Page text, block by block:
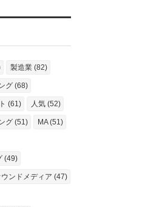
製造業 (82)
グ (68)
(61) 人気 (52)
グ (51) MA (51)
(49)
ウンドメディア (47)